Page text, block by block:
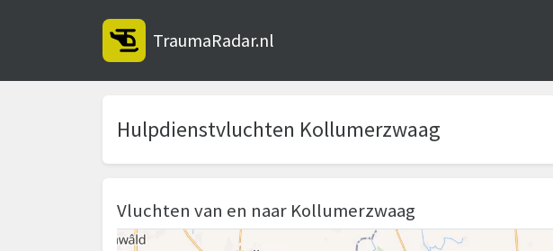
TraumaRadar.nl
Hulpdienstvluchten Kollumerzwaag
Vluchten van en naar Kollumerzwaag